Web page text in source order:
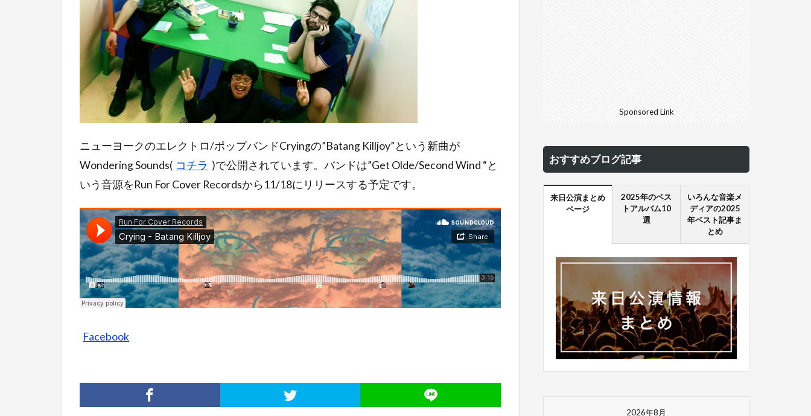
ニューヨークのエレクトロ/ポップバンドCryingの”Batang Killjoy”という新曲が
Wondering Sounds( コチラ )で公開されています。バンドは”Get Olde/Second Wind “と
いう音源をRun For Cover Recordsから11/18にリリースする予定です。
Facebook
Sponsored Link
おすすめブログ記事
来日公演まとめ
ページ
2025年のベス
トアルバム10
選
いろんな音楽メ
ディアの2025
年ベスト記事ま
とめ
2026年8月